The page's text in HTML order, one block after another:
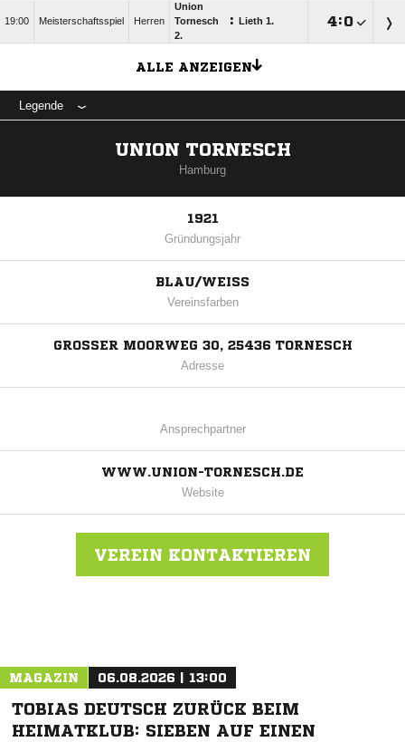
19:00 Meisterschaftsspiel Herren
Union
Tornesch
2.
: Lieth 1. :
ALLE ANZEIGEN
Legende
UNION TORNESCH
Hamburg
1921
Gründungsjahr
BLAU/WEISS
Vereinsfarben
GROSSER MOORWEG 30, 25436 TORNESCH
Adresse
Ansprechpartner
WWW.UNION-TORNESCH.DE
Website
VEREIN KONTAKTIEREN
MAGAZIN 06.08.2026 | 13:00
TOBIAS DEUTSCH ZURÜCK BEIM
HEIMATKLUB: SIEBEN AUF EINEN